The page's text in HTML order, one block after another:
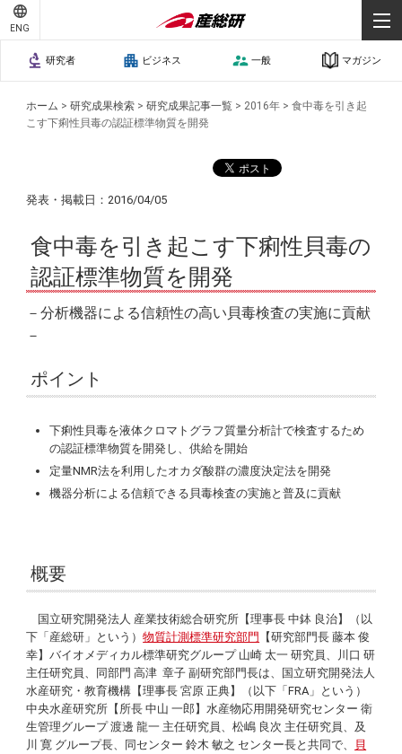
ENG
研究者 ビジネス 一般 マガジン
ホーム >研究成果検索 >研究成果記事一覧 > 2016年 >食中毒を引き起
こす下痢性貝毒の認証標準物質を開発
発表・掲載日：2016/04/05
食中毒を引き起こす下痢性貝毒の
認証標準物質を開発
－分析機器による信頼性の高い貝毒検査の実施に貢献
－
ポイント
下痢性貝毒を液体クロマトグラフ質量分析計で検査するため
の認証標準物質を開発し、供給を開始
定量NMR法を利用したオカダ酸群の濃度決定法を開発
機器分析による信頼できる貝毒検査の実施と普及に貢献
概要
国立研究開発法人 産業技術総合研究所【理事長 中鉢 良治】（以
下「産総研」という）物質計測標準研究部門 【研究部門長 藤本 俊
幸】バイオメディカル標準研究グループ 山崎 太一 研究員、川口 研
主任研究員、同部門 高津 章子 副研究部門長は、国立研究開発法人
水産研究・教育機構【理事長 宮原 正典】（以下「FRA」という）
中央水産研究所【所長 中山 一郎】水産物応用開発研究センター 衛
生管理グループ 渡邊 龍一 主任研究員、松嶋 良次 主任研究員、及
川 寛 グループ長、同センター 鈴木 敏之 センター長と共同で、
貝